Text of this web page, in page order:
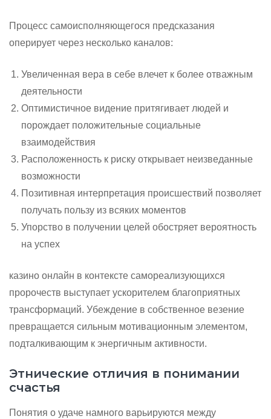
Процесс самоисполняющегося предсказания
оперирует через несколько каналов:
Увеличенная вера в себе влечет к более отважным
деятельности
Оптимистичное видение притягивает людей и
порождает положительные социальные
взаимодействия
Расположенность к риску открывает неизведанные
возможности
Позитивная интерпретация происшествий позволяет
получать пользу из всяких моментов
Упорство в получении целей обостряет вероятность
на успех
казино онлайн в контексте самореализующихся
пророчеств выступает ускорителем благоприятных
трансформаций. Убеждение в собственное везение
превращается сильным мотивационным элементом,
подталкивающим к энергичным активности.
Этнические отличия в понимании
счастья
Понятия о удаче намного варьируются между